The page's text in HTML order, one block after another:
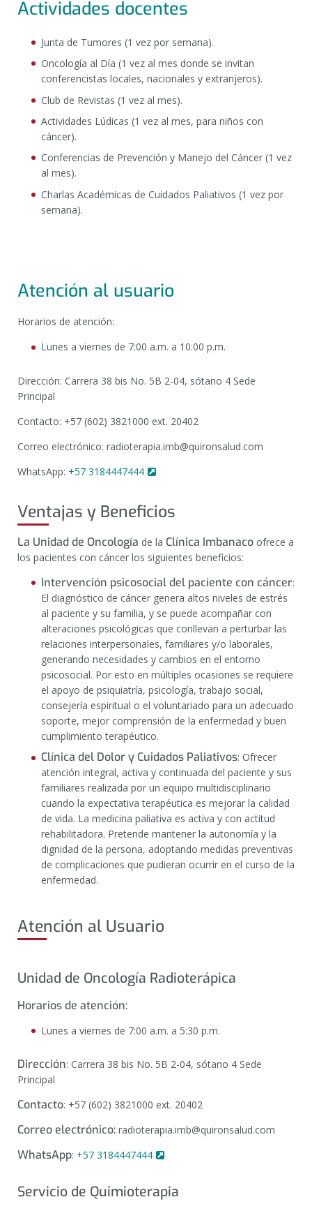
Actividades docentes
Junta de Tumores (1 vez por semana).
Oncología al Día (1 vez al mes donde se invitan
conferencistas locales, nacionales y extranjeros).
Club de Revistas (1 vez al mes).
Actividades Lúdicas (1 vez al mes, para niños con
cáncer).
Conferencias de Prevención y Manejo del Cáncer (1 vez
al mes).
Charlas Académicas de Cuidados Paliativos (1 vez por
semana).
Atención al usuario
Horarios de atención:
Lunes a viernes de 7:00 a.m. a 10:00 p.m.
Dirección: Carrera 38 bis No. 5B 2-04, sótano 4 Sede
Principal
Contacto: +57 (602) 3821000 ext. 20402
Correo electrónico: radioterapia.imb@quironsalud.com
WhatsApp: +57 3184447444
Ventajas y Beneficios
La Unidad de Oncología de la Clínica Imbanaco ofrece a
los pacientes con cáncer los siguientes beneficios:
Intervención psicosocial del paciente con cáncer:
El diagnóstico de cáncer genera altos niveles de estrés
al paciente y su familia, y se puede acompañar con
alteraciones psicológicas que conllevan a perturbar las
relaciones interpersonales, familiares y/o laborales,
generando necesidades y cambios en el entorno
psicosocial. Por esto en múltiples ocasiones se requiere
el apoyo de psiquiatría, psicología, trabajo social,
consejería espiritual o el voluntariado para un adecuado
soporte, mejor comprensión de la enfermedad y buen
cumplimiento terapéutico.
Clínica del Dolor y Cuidados Paliativos: Ofrecer
atención integral, activa y continuada del paciente y sus
familiares realizada por un equipo multidisciplinario
cuando la expectativa terapéutica es mejorar la calidad
de vida. La medicina paliativa es activa y con actitud
rehabilitadora. Pretende mantener la autonomía y la
dignidad de la persona, adoptando medidas preventivas
de complicaciones que pudieran ocurrir en el curso de la
enfermedad.
Atención al Usuario
Unidad de Oncología Radioterápica
Horarios de atención:
Lunes a viernes de 7:00 a.m. a 5:30 p.m.
Dirección: Carrera 38 bis No. 5B 2-04, sótano 4 Sede
Principal
Contacto: +57 (602) 3821000 ext. 20402
Correo electrónico: radioterapia.imb@quironsalud.com
WhatsApp: +57 3184447444
Servicio de Quimioterapia